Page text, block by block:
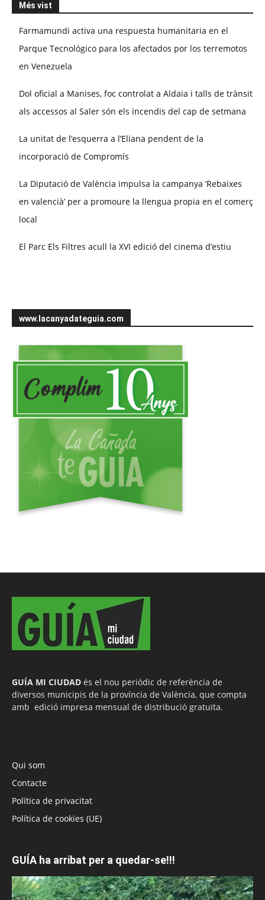
Més vist
Farmamundi activa una respuesta humanitaria en el
Parque Tecnológico para los afectados por los terremotos
en Venezuela
Dol oficial a Manises, foc controlat a Aldaia i talls de trànsit
als accessos al Saler són els incendis del cap de setmana
La unitat de l’esquerra a l’Eliana pendent de la
incorporació de Compromís
La Diputació de València impulsa la campanya ‘Rebaixes
en valencià’ per a promoure la llengua propia en el comerç
local
El Parc Els Filtres acull la XVI edició del cinema d’estiu
www.lacanyadateguia.com
GUÍA MI CIUDAD és el nou periòdic de referència de
diversos municipis de la província de València, que compta
amb edició impresa mensual de distribució gratuïta.
Qui som
Contacte
Política de privacitat
Política de cookies (UE)
GUÍA ha arribat per a quedar-se!!!
Reproductor
de